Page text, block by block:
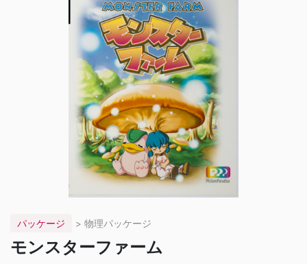
パッケージ > 物理パッケージ
モンスターファーム